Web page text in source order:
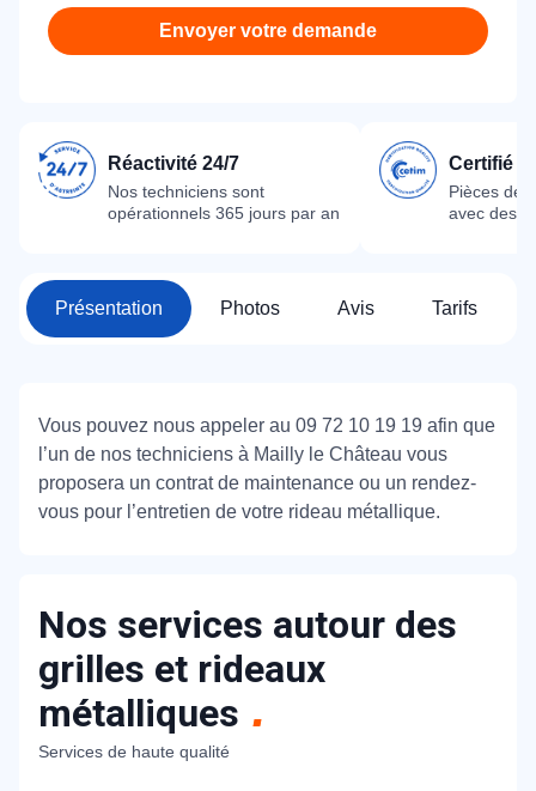
Envoyer votre demande
Réactivité 24/7
Nos techniciens sont
opérationnels 365 jours par an
Certifié
Pièces
avec des
Présentation Photos Avis Tarifs
Vous pouvez nous appeler au 09 72 10 19 19 afin que
l’un de nos techniciens à Mailly le Château vous
proposera un contrat de maintenance ou un rendez-
vous pour l’entretien de votre rideau métallique.
Nos services autour des
grilles et rideaux
métalliques
Services de haute qualité